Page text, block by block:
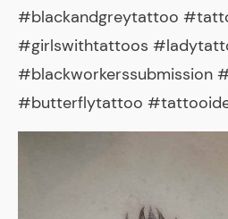
#blackandgreytattoo
#girlswithtattoos
#blackworkerssubmission
#butterflytattoo